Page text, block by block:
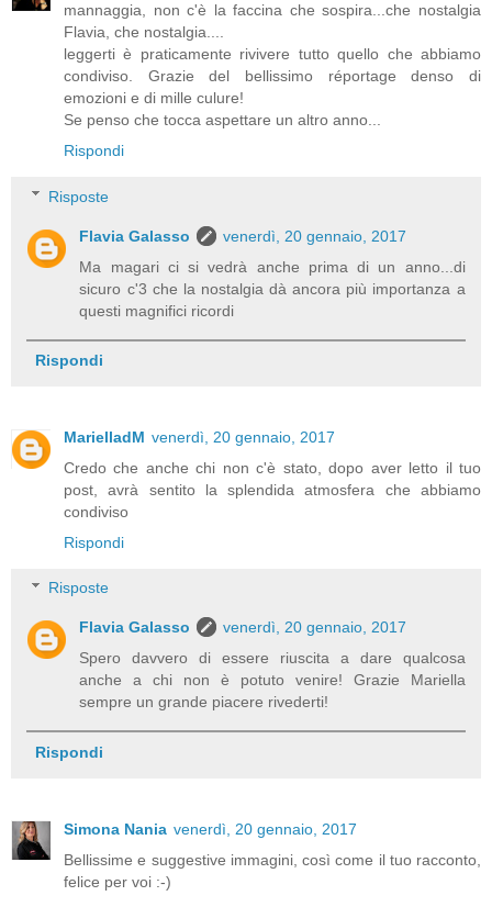
mannaggia, non c'è la faccina che sospira...che nostalgia
Flavia, che nostalgia....
leggerti è praticamente rivivere tutto quello che abbiamo
condiviso. Grazie del bellissimo réportage denso di
emozioni e di mille culure!
Se penso che tocca aspettare un altro anno...
Rispondi
Risposte
Flavia Galasso
venerdì, 20 gennaio, 2017
Ma magari ci si vedrà anche prima di un anno...di
sicuro c'3 che la nostalgia dà ancora più importanza a
questi magnifici ricordi
Rispondi
MarielladM venerdì, 20 gennaio, 2017
Credo che anche chi non c'è stato, dopo aver letto il tuo
post, avrà sentito la splendida atmosfera che abbiamo
condiviso
Rispondi
Risposte
Flavia Galasso
venerdì, 20 gennaio, 2017
Spero davvero di essere riuscita a dare qualcosa
anche a chi non è potuto venire! Grazie Mariella
sempre un grande piacere rivederti!
Rispondi
Simona Nania venerdì, 20 gennaio, 2017
Bellissime e suggestive immagini, così come il tuo racconto,
felice per voi :-)